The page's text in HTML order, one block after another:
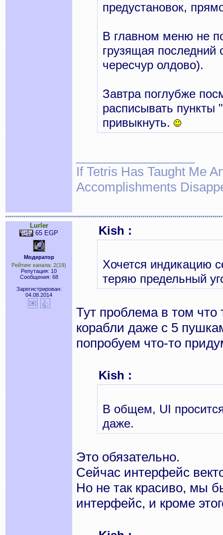
предустановок,
В главном меню не
грузящая последний
чересчур олдово).
Завтра поглубже
расписывать пункты
привыкнуть.
If Tetris Has Taught Me
Accomplishments
Lurler
65 EGP
Модератор
Рейтинг канала: 2(19)
Репутация: 10
Сообщения: 68
Зарегистрирован:
04.08.2014
Kish :
Хочется индикацию
теряю предельный
Тут проблема в том что
корабли даже с 5
попробуем что-то
Kish :
В общем, UI
даже.
Это обязательно.
Сейчас интерфейс
Но не так красиво, мы
интерфейс, и кроме